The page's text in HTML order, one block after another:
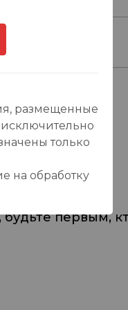
первым,
размещенные
исключительно
только
на обработку